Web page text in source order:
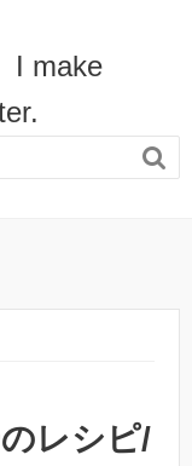
I make

レシピ/